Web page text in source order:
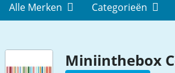
Alle Merken Categorieën
Miniinthebox